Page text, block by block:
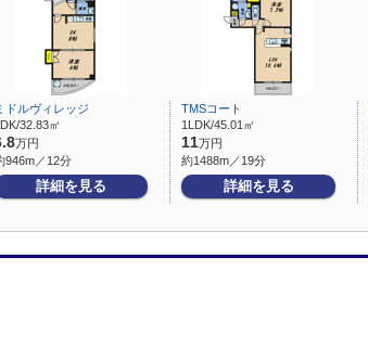
ドルヴィレッジ
32.83㎡
万円
946m／12分
詳細を見る
TMSコート
1LDK/45.01㎡
11万円
約1488m／19分
詳細を見る